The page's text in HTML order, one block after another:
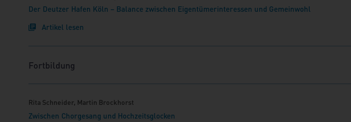
Der Deutzer Hafen Köln – Balance zwischen Eigentümerinteressen und Gemeinwohl
Artikel lesen
Fortbildung
Rita Schneider, Martin Brockhorst
Zwischen Chorgesang und Hochzeitsglocken